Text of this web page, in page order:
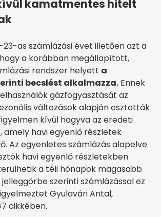
kamatmentes hitelt
23-as számlázási évet illetően azt a
a korábban megállapított,
rendszer helyett a
becslést alkalmazza. Ennek
gázfogyasztását az
változások alapján osztották
kívül hagyva az eredeti
amely havi egyenlő részletek
Az egyenletes számlázás alapelve
havi egyenlő részletekben
a téli hónapok magasabb
szerinti számlázással ez
Gyulavári Antal,
cikkében.